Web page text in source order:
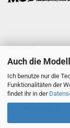
Auch die
Ich benutze nur die
Funktionalitäten der
findet ihr in der
KONTAKT
Oliver Hans Tielmann
47057 Duisburg
Tel.: +49 (0) 203